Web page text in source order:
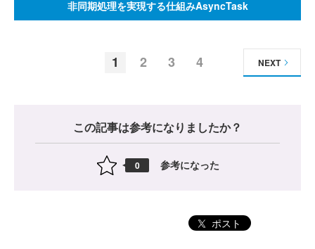
非同期処理を実現する仕組みAsyncTask
1 2 3 4 NEXT
この記事は参考になりましたか？
0 参考になった
ポスト